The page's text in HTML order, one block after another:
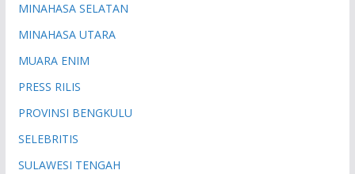
MINAHASA SELATAN
MINAHASA UTARA
MUARA ENIM
PRESS RILIS
PROVINSI BENGKULU
SELEBRITIS
SULAWESI TENGAH